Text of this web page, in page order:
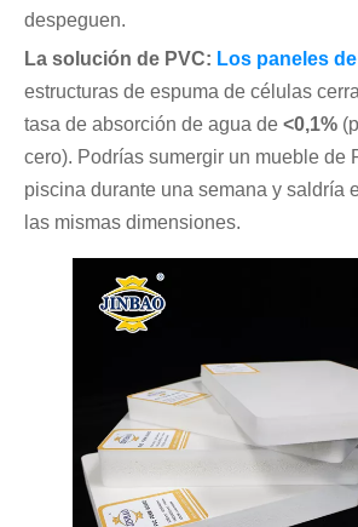
despeguen.
La solución de PVC: Los paneles
estructuras de espuma de células
tasa de absorción de agua de <0,1%
cero). Podrías sumergir un mueble de
piscina durante una semana y saldría
las mismas dimensiones.